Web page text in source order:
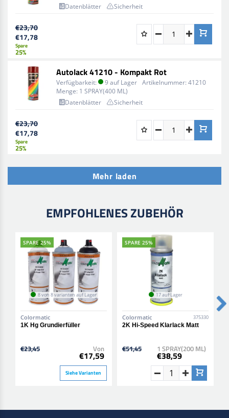
Datenblätter
Sicherheit
€23,70
€17,78
Spare
25%
Autolack 41210 - Kompakt Rot
Verfügbarkeit: 9 auf Lager Artikelnummer: 41210
Menge: 1 SPRAY(400 ML)
Datenblätter
Sicherheit
€23,70
€17,78
Spare
25%
Mehr laden
EMPFOHLENES ZUBEHÖR
SPARE 25%
8 von 8 varianten auf Lager
Colormatic
1K Hg Grundierfüller
€23,45 Von
€17,59
Siehe Varianten
SPARE 25%
17 auf Lager
Colormatic 375330
2K Hi-Speed Klarlack Matt
€51,45 1 SPRAY(200 ML)
€38,59